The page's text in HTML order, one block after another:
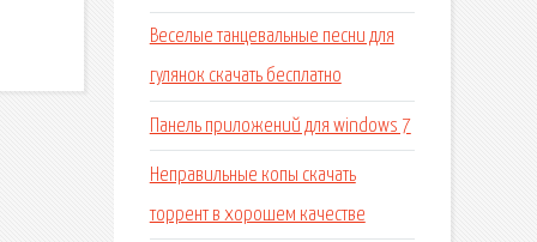
Веселые танцевальные песни для
гулянок скачать бесплатно
Панель приложений для windows 7
Неправильные копы скачать
торрент в хорошем качестве